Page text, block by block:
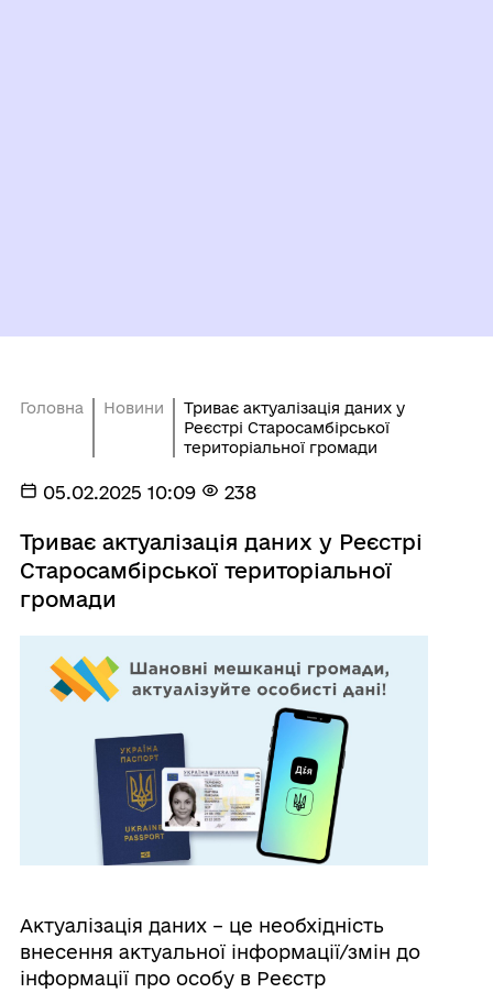
Головна Новини
Триває актуалізація даних у
Реєстрі Старосамбірської
територіальної громади
05.02.2025 10:09 238
Триває актуалізація даних у Реєстрі
Старосамбірської територіальної
громади
Актуалізація даних – це необхідність
внесення актуальної інформації/змін до
інформації про особу в Реєстр